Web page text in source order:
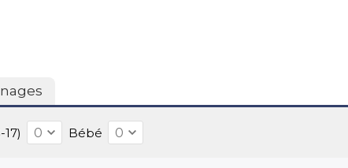
rénovées et disposent de nouveaux
sommier à ressorts, ces deux chambres ont
Bébé